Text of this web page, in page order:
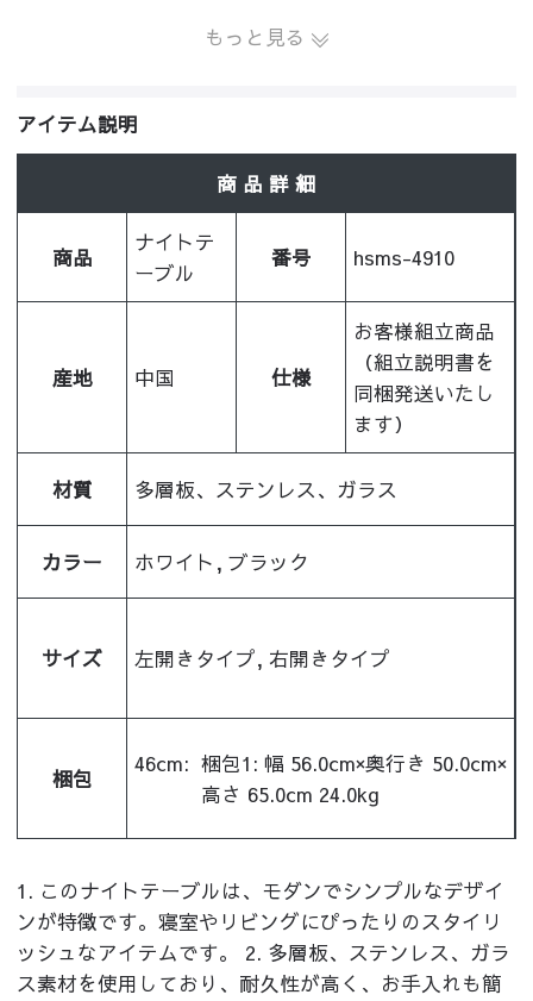
もっと見る
アイテム説明
商 品 詳 細
商品
ナイトテ
ーブル
番号 hsms-4910
産地 中国 仕様
お客様組立商品
（組立説明書を
同梱発送いたし
ます）
材質 多層板、ステンレス、ガラス
カラー ホワイト, ブラック
サイズ 左開きタイプ, 右開きタイプ
梱包
46cm: 梱包1: 幅 56.0cm×奥行き 50.0cm×
高さ 65.0cm 24.0kg
1. このナイトテーブルは、モダンでシンプルなデザイ
ンが特徴です。寝室やリビングにぴったりのスタイリ
ッシュなアイテムです。 2. 多層板、ステンレス、ガラ
ス素材を使用しており、耐久性が高く、お手入れも簡